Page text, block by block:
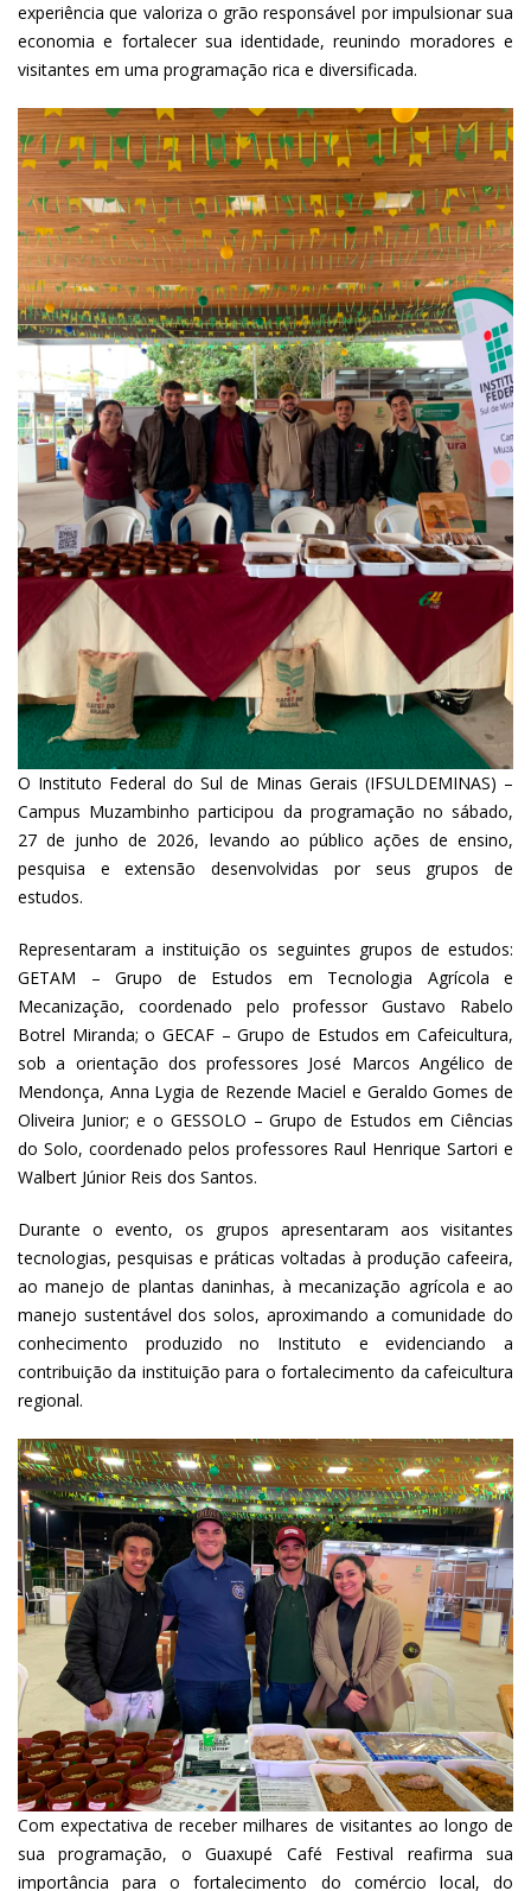
experiência que valoriza o grão responsável por impulsionar sua
economia e fortalecer sua identidade, reunindo moradores e
visitantes em uma programação rica e diversificada.
O Instituto Federal do Sul de Minas Gerais (IFSULDEMINAS) –
Campus Muzambinho participou da programação no sábado,
27 de junho de 2026, levando ao público ações de ensino,
pesquisa e extensão desenvolvidas por seus grupos de
estudos.
Representaram a instituição os seguintes grupos de estudos:
GETAM – Grupo de Estudos em Tecnologia Agrícola e
Mecanização, coordenado pelo professor Gustavo Rabelo
Botrel Miranda; o GECAF – Grupo de Estudos em Cafeicultura,
sob a orientação dos professores José Marcos Angélico de
Mendonça, Anna Lygia de Rezende Maciel e Geraldo Gomes de
Oliveira Junior; e o GESSOLO – Grupo de Estudos em Ciências
do Solo, coordenado pelos professores Raul Henrique Sartori e
Walbert Júnior Reis dos Santos.
Durante o evento, os grupos apresentaram aos visitantes
tecnologias, pesquisas e práticas voltadas à produção cafeeira,
ao manejo de plantas daninhas, à mecanização agrícola e ao
manejo sustentável dos solos, aproximando a comunidade do
conhecimento produzido no Instituto e evidenciando a
contribuição da instituição para o fortalecimento da cafeicultura
regional.
Com expectativa de receber milhares de visitantes ao longo de
sua programação, o Guaxupé Café Festival reafirma sua
importância para o fortalecimento do comércio local, do